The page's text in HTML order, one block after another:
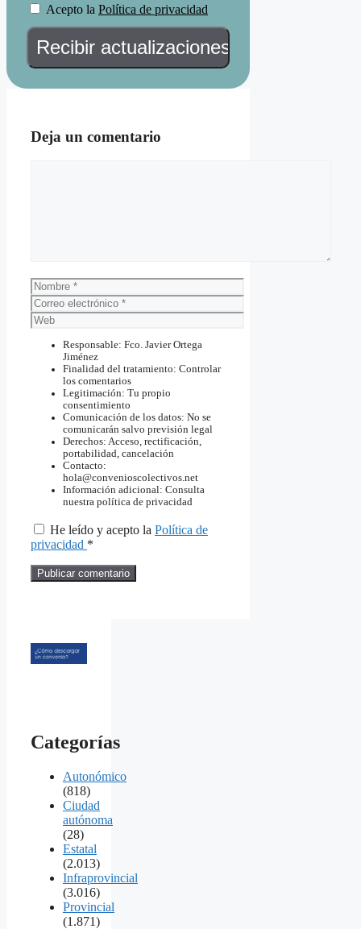
Acepto la Política de privacidad
Deja un comentario
Nombre
Correo
electrónico
Web
Responsable: Fco. Javier Ortega
Jiménez
Finalidad del tratamiento: Controlar
los comentarios
Legitimación: Tu propio
consentimiento
Comunicación de los datos: No se
comunicarán salvo previsión legal
Derechos: Acceso, rectificación,
portabilidad, cancelación
Contacto:
hola@convenioscolectivos.net
Información adicional: Consulta
nuestra política de privacidad
He leído y acepto la Política de
privacidad *
Categorías
Autonómico
(818)
Ciudad
autónoma
(28)
Estatal
(2.013)
Infraprovincial
(3.016)
Provincial
(1.871)